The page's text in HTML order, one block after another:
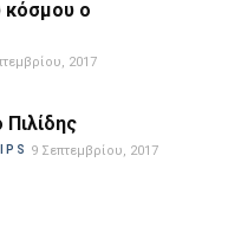
κόσμου ο
2017
Πιλίδης
9 Σεπτεμβρίου, 2017